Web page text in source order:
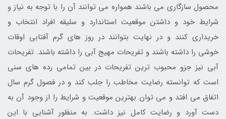
محصول سازگاری می باشند همواره می توانند آن را با توجه به نیاز و
شرایط خود و داشتن موقعیت استاندارد و سلیقه افراد انتخاب و
خریداری کنند و در نهایت بتوانند در روز های گرم آفتابی اوقات
خوشی را داشته باشند و تفریحات مهیج آبی را داشته باشند. تفریحات
آبی نیز جزو محبوب ترین تفریحات در بین تمامی رده های سنی
است که توانسته رضایت مخاطب را جلب کند و در فصول گرم سال
اتفاق می افتد و می توان بهترین موقعیت و شرایط را از وجود آن به
دست آورد و رضایت کامل نیز داشت. به منظور آشنایی با این